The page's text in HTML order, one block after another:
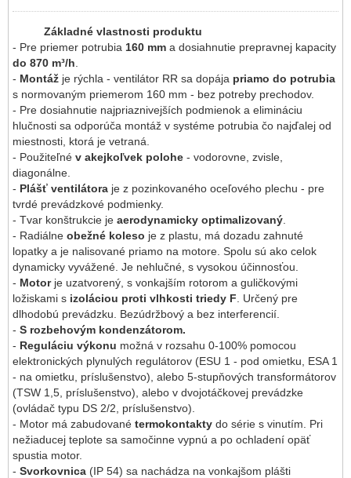
Základné vlastnosti produktu
- Pre priemer potrubia 160 mm a dosiahnutie prepravnej kapacity
do 870 m³/h
- Montáž je rýchla - ventilátor RR sa dopája priamo do potrubia
s normovaným priemerom 160 mm - bez potreby prechodov.
- Pre dosiahnutie najpriaznivejších podmienok a elimináciu
hlučnosti sa odporúča montáž v systéme potrubia čo najďalej od
miestnosti, ktorá je vetraná.
- Použiteľné v akejkoľvek polohe - vodorovne, zvisle,
diagonálne.
- Plášť ventilátora je z pozinkovaného oceľového plechu - pre
tvrdé prevádzkové podmienky.
​- Tvar konštrukcie je aerodynamicky optimalizovaný
- Radiálne obežné koleso je z plastu, má dozadu zahnuté
lopatky a je nalisované priamo na motore. Spolu sú ako celok
dynamicky vyvážené. Je nehlučné, s vysokou účinnosťou.
- Motorje uzatvorený, s vonkajším rotorom a guličkovými
ložiskami s izoláciou proti vlhkosti triedy F . Určený pre
dlhodobú prevádzku. Bezúdržbový a bez interferencií.
- S rozbehovým kondenzátorom.
- Reguláciu výkonu možná v rozsahu 0-100% pomocou
elektronických plynulých regulátorov (ESU 1 - pod omietku, ESA 1
- na omietku, príslušenstvo), alebo 5-stupňových transformátorov
(TSW 1,5, príslušenstvo), alebo v dvojotáčkovej prevádzke
(ovládač typu DS 2/2, príslušenstvo).
- Motor má zabudované termokontakty do série s vinutím. Pri
nežiaducej teplote sa samočinne vypnú a po ochladení opäť
spustia motor.
- Svorkovnica (IP 54) sa nachádza na vonkajšom plášti